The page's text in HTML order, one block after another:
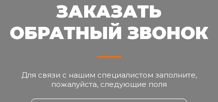
ЗАКАЗАТЬ
ОБРАТНЫЙ ЗВОНОК
Для связи с нашим специалистом заполните,
пожалуйста, следующие поля